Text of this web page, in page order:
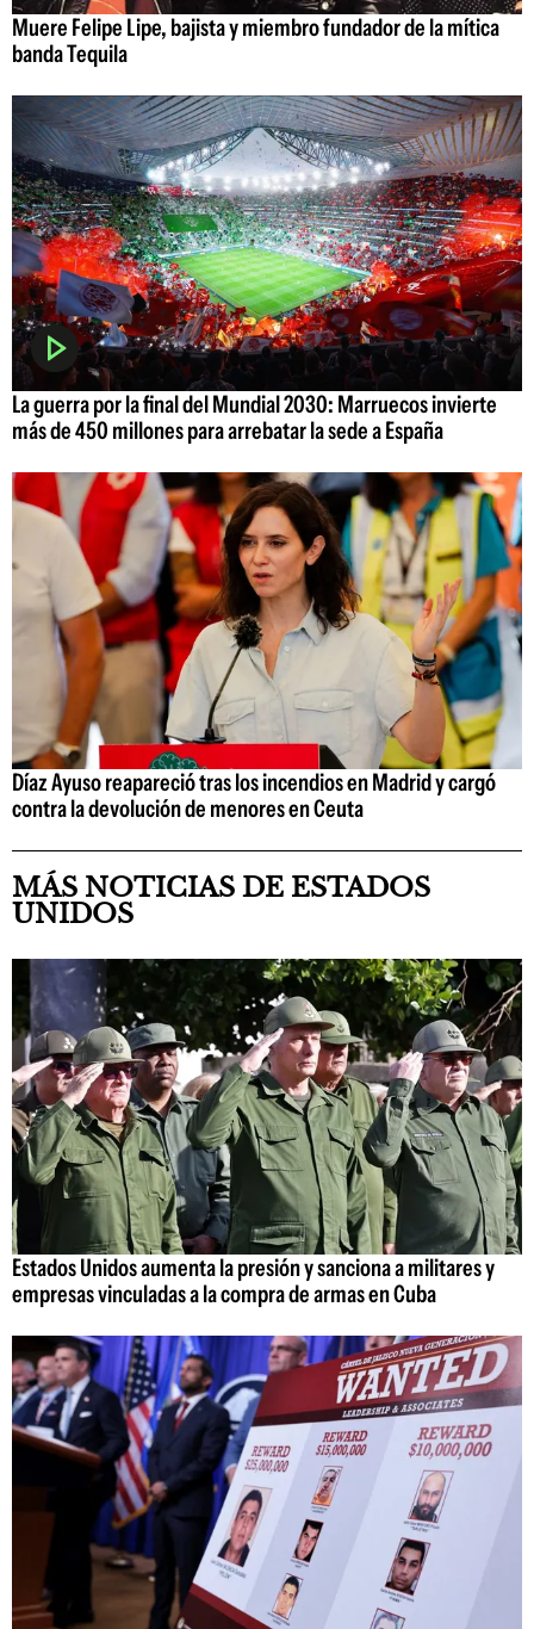
Muere Felipe Lipe, bajista y miembro fundador de la mítica
banda Tequila
La guerra por la final del Mundial 2030: Marruecos invierte
más de 450 millones para arrebatar la sede a España
Díaz Ayuso reapareció tras los incendios en Madrid y cargó
contra la devolución de menores en Ceuta
MÁS NOTICIAS DE ESTADOS
UNIDOS
Estados Unidos aumenta la presión y sanciona a militares y
empresas vinculadas a la compra de armas en Cuba